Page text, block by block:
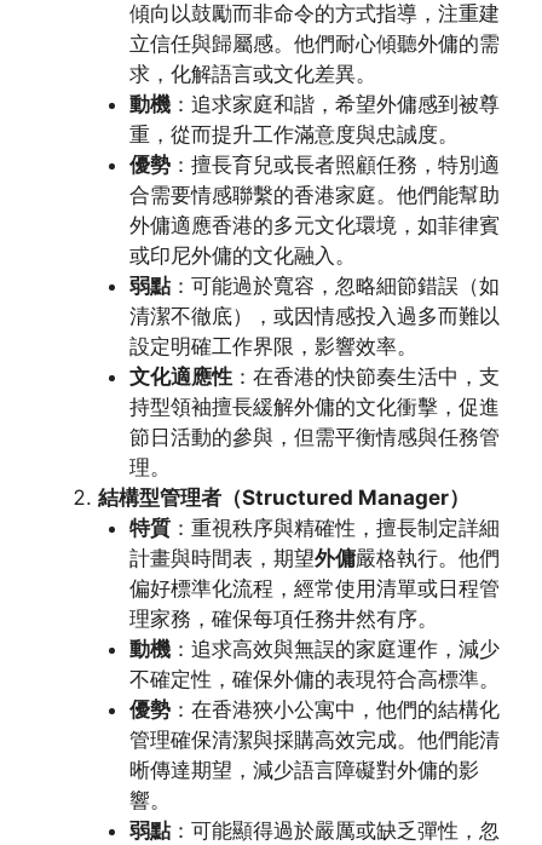
傾向以鼓勵而非命令的方式指導，注重建
立信任與歸屬感。他們耐心傾聽外傭的需
求，化解語言或文化差異。
動機：追求家庭和諧，希望外傭感到被尊
重，從而提升工作滿意度與忠誠度。
優勢：擅長育兒或長者照顧任務，特別適
合需要情感聯繫的香港家庭。他們能幫助
外傭適應香港的多元文化環境，如菲律賓
或印尼外傭的文化融入。
弱點：可能過於寬容，忽略細節錯誤（如
清潔不徹底），或因情感投入過多而難以
設定明確工作界限，影響效率。
文化適應性：在香港的快節奏生活中，支
持型領袖擅長緩解外傭的文化衝擊，促進
節日活動的參與，但需平衡情感與任務管
理。
結構型管理者（Structured Manager）
特質：重視秩序與精確性，擅長制定詳細
計畫與時間表，期望外傭嚴格執行。他們
偏好標準化流程，經常使用清單或日程管
理家務，確保每項任務井然有序。
動機：追求高效與無誤的家庭運作，減少
不確定性，確保外傭的表現符合高標準。
優勢：在香港狹小公寓中，他們的結構化
管理確保清潔與採購高效完成。他們能清
晰傳達期望，減少語言障礙對外傭的影
響。
弱點：可能顯得過於嚴厲或缺乏彈性，忽